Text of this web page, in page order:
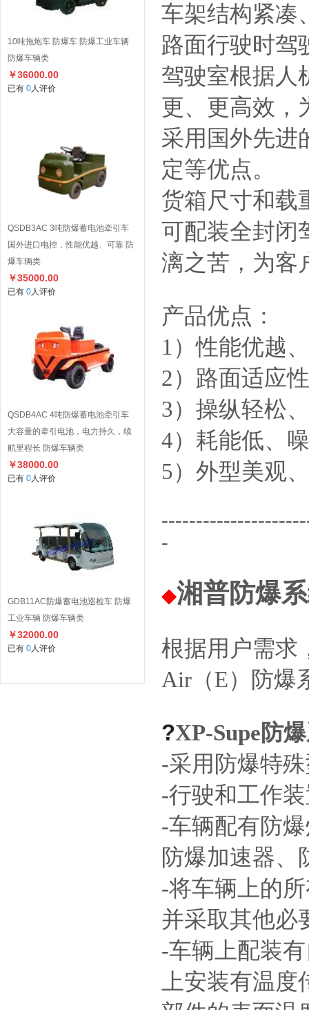
10吨拖炮车 防爆车 防爆工业车辆
防爆车辆类
￥36000.00
已有 0人评价
QSDB3AC 3吨防爆蓄电池牵引车
国外进口电控，性能优越、可靠 防
爆车辆类
￥35000.00
已有 0人评价
QSDB4AC 4吨防爆蓄电池牵引车
大容量的牵引电池，电力持久，续
航里程长 防爆车辆类
￥38000.00
已有 0人评价
GDB11AC防爆蓄电池巡检车 防爆
工业车辆 防爆车辆类
￥32000.00
已有 0人评价
车架结构紧凑
路面行驶时驾
驾驶室根据人
更、更高效，
采用国外先进
定等优点。
货箱尺寸和载
可配装全封闭
漓之苦，为客
产品优点：
1）性能优越
2）路面适应
3）操纵轻松
4）耗能低、
5）外型美观
-
◆湘普防爆
根据用户需求
Air（E）防爆
?XP-Supe防
-采用防爆特
-行驶和工作
-车辆配有防
防爆加速器、
-将车辆上的
并采取其他必
-车辆上配装
上安装有温